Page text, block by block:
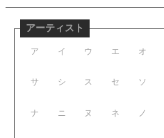
アーティスト
ア イ ウ エ オ
サ シ ス セ ソ
ナ ニ ヌ ネ ノ